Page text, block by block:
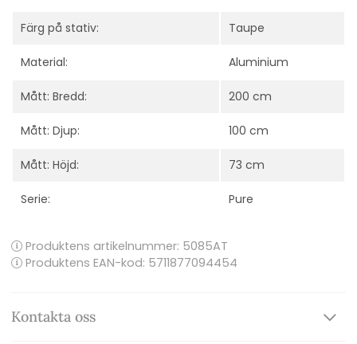
Färg på stativ: Taupe
Material: Aluminium
Mått: Bredd: 200 cm
Mått: Djup: 100 cm
Mått: Höjd: 73 cm
Serie: Pure
Produktens artikelnummer: 5085AT
Produktens EAN-kod: 5711877094454
Kontakta oss